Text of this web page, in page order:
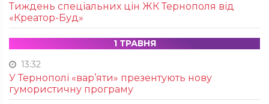
Тиждень спеціальних цін ЖК Тернополя від
«Креатор-Буд»
1 ТРАВНЯ
13:32
У Тернополі «вар’яти» презентують нову
гумористичну програму